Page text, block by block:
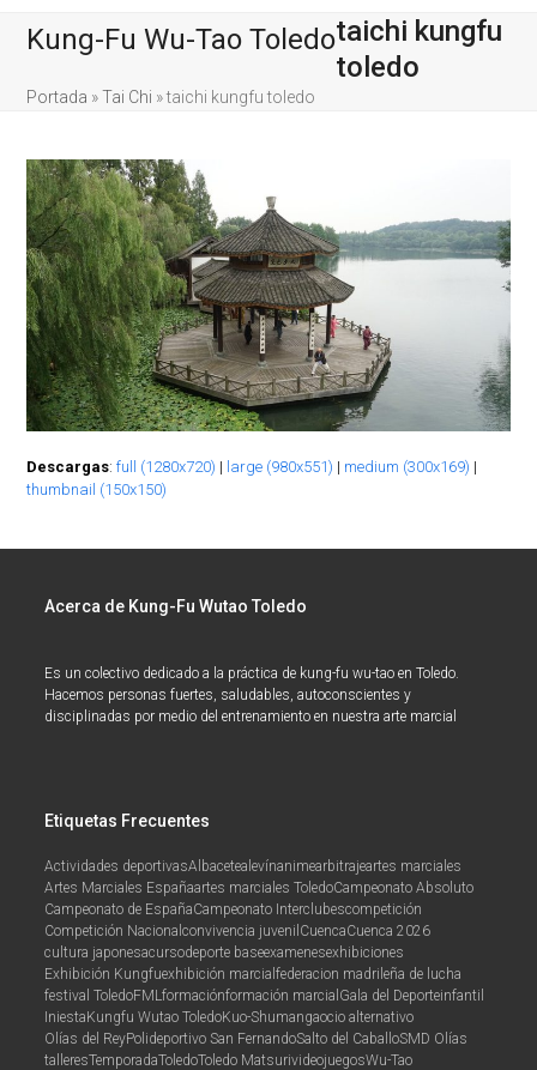
Kung-Fu Wu-Tao Toledo
Open
mobile
menu
Close
mobile
menu
taichi kungfu
toledo
Portada »Tai Chi »taichi kungfu toledo
Descargas:full (1280x720) | large (980x551) | medium (300x169) |
thumbnail (150x150)
Acerca de Kung-Fu Wutao Toledo
Es un colectivo dedicado a la práctica de kung-fu wu-tao en Toledo.
Hacemos personas fuertes, saludables, autoconscientes y
disciplinadas por medio del entrenamiento en nuestra arte marcial
Etiquetas Frecuentes
Actividades deportivasAlbacetealevínanimearbitrajeartes marciales
Artes Marciales Españaartes marciales ToledoCampeonato Absoluto
Campeonato de EspañaCampeonato Interclubescompetición
Competición Nacionalconvivencia juvenil CuencaCuenca 2026
cultura japonesacursodeporte baseexamenesexhibiciones
Exhibición Kungfuexhibición marcialfederacion madrileña de lucha
festival ToledoFMLformaciónformación marcial Gala del Deporteinfantil
IniestaKungfu Wutao ToledoKuo-Shumangaocio alternativo
Olías del ReyPolideportivo San FernandoSalto del CaballoSMD Olías
talleresTemporadaToledoToledo MatsurivideojuegosWu-Tao